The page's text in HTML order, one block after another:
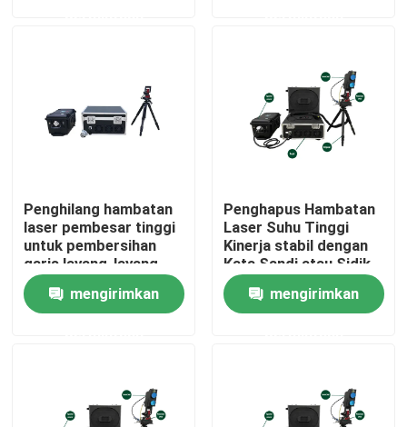
Tentang kami
Kontrol kualitas
Hubungi kami
Laser Serat Hijau
Penghilang hambatan
laser pembesar tinggi
untuk pembersihan
garis layang-layang
mengirimkan
Penghapus Hambatan
Laser Suhu Tinggi
Kinerja stabil dengan
Kata Sandi atau Sidik
jari dan Kontrol
Keamanan Pengontrol
mengirimkan